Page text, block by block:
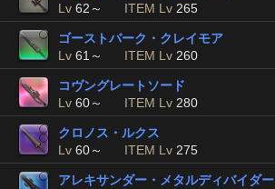
Lv 62～ ITEM Lv 265
ゴーストバーク・クレイモア
Lv 61～ ITEM Lv 260
コヴングレートソード
Lv 60～ ITEM Lv 280
クロノス・ルクス
Lv 60～ ITEM Lv 275
アレキサンダー・メタルディバイダー